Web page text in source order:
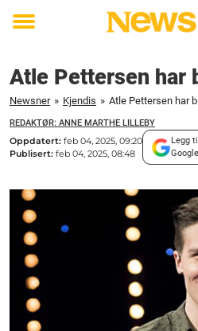
Toggle
Atle Pettersen har
Newsner » Kjendis » Atle Pettersen har
REDAKTØR: ANNE MARTHE LILLEBY
Oppdatert: feb 04, 2025, 09:20
Publisert: feb 04, 2025, 08:48
Legg
Google